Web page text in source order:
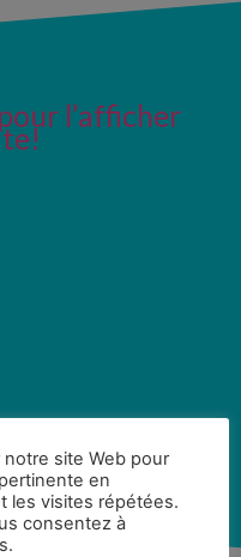
l’afficher
site Web pour
en
les visites répétées.
consentez à